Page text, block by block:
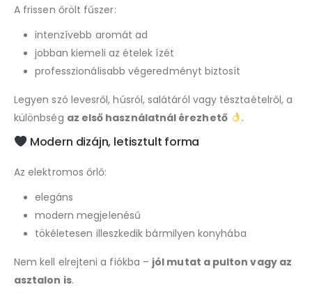
A frissen őrölt fűszer:
intenzívebb aromát ad
jobban kiemeli az ételek ízét
professzionálisabb végeredményt biztosít
Legyen szó levesről, húsról, salátáról vagy tésztaételről, a
különbség az első használatnál érezhető .
Modern dizájn, letisztult forma
Az elektromos őrlő:
elegáns
modern megjelenésű
tökéletesen illeszkedik bármilyen konyhába
Nem kell elrejteni a fiókba – jól mutat a pulton vagy az
asztalon is.